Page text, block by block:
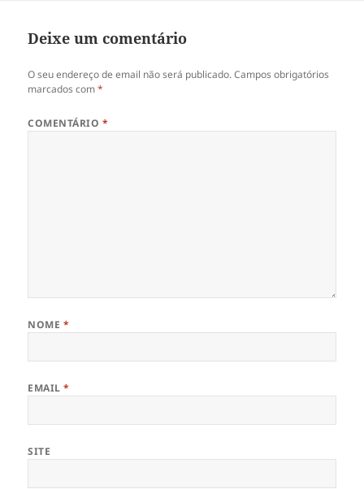
Deixe um comentário
O seu endereço de email não será publicado. Campos obrigatórios
marcados com*
COMENTÁRIO *
NOME *
EMAIL*
SITE